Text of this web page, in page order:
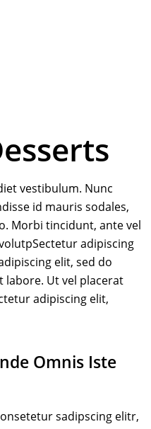
vestibulum. Nunc
id mauris sodales,
Morbi tincidunt, ante vel
adipiscing
elit, sed do
Ut vel placerat
adipiscing elit,
Omnis Iste
sadipscing elitr,